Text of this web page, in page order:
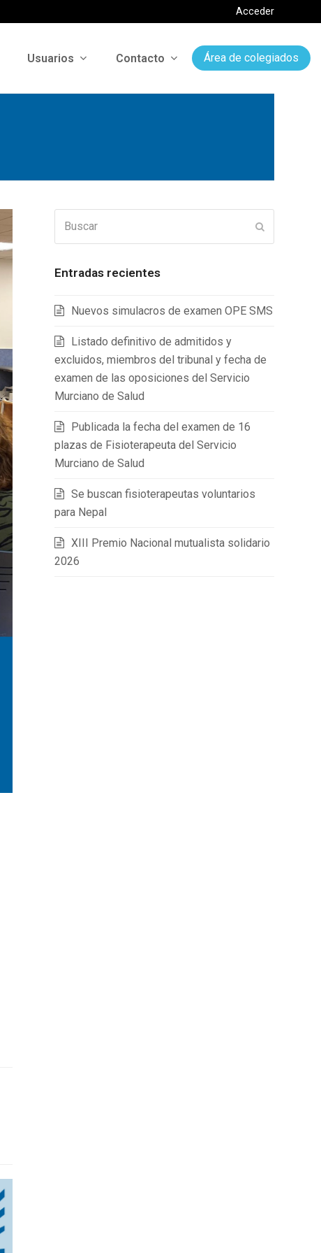
Acceder
Usuarios Contacto Área de colegiados
Entradas recientes
Nuevos simulacros de examen OPE SMS
Listado definitivo de admitidos y
excluidos, miembros del tribunal y fecha de
examen de las oposiciones del Servicio
Murciano de Salud
Publicada la fecha del examen de 16
plazas de Fisioterapeuta del Servicio
Murciano de Salud
Se buscan fisioterapeutas voluntarios
para Nepal
XIII Premio Nacional mutualista solidario
2026